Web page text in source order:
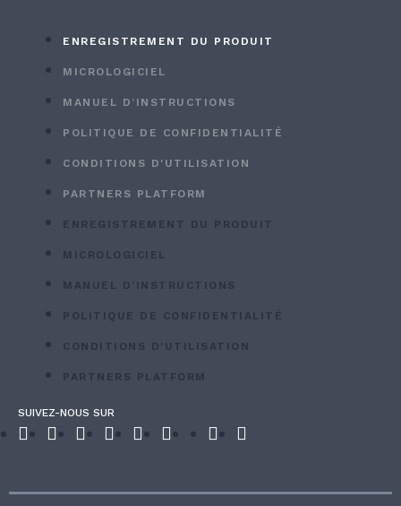
ENREGISTREMENT DU PRODUIT
MICROLOGICIEL
MANUEL D’INSTRUCTIONS
POLITIQUE DE CONFIDENTIALITÉ
CONDITIONS D'UTILISATION
PARTNERS PLATFORM
ENREGISTREMENT DU PRODUIT
MICROLOGICIEL
MANUEL D’INSTRUCTIONS
POLITIQUE DE CONFIDENTIALITÉ
CONDITIONS D'UTILISATION
PARTNERS PLATFORM
SUIVEZ-NOUS SUR